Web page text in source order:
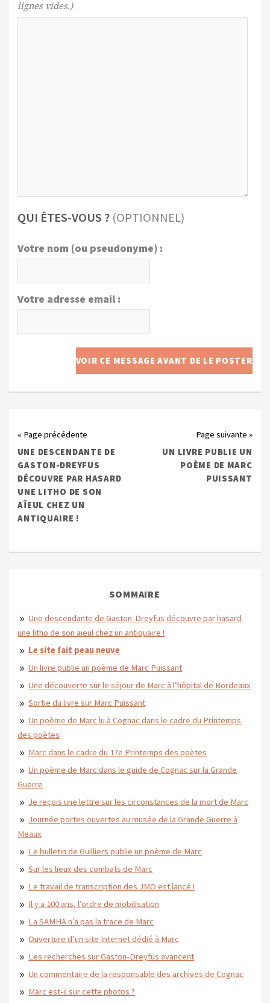
SOMMAIRE
Une descendante de Gaston-Dreyfus découvre par hasard
une litho de son aïeul chez un antiquaire !
Le site fait peau neuve
Un livre publie un poème de Marc Puissant
Une découverte sur le séjour de Marc à l’hôpital de Bordeaux
Sortie du livre sur Marc Puissant
Un poème de Marc lu à Cognac dans le cadre du Printemps
des poètes
Marc dans le cadre du 17e Printemps des poètes
Un poème de Marc dans le guide de Cognac sur la Grande
Guerre
Je reçois une lettre sur les circonstances de la mort de Marc
Journée portes ouvertes au musée de la Grande Guerre à
Meaux
Le bulletin de Guilliers publie un poème de Marc
Sur les lieux des combats de Marc
Le travail de transcription des JMO est lancé !
Il y a 100 ans, l’ordre de mobilisation
La SAMHA n’a pas la trace de Marc
Ouverture d’un site Internet dédié à Marc
Les recherches sur Gaston-Dreyfus avancent
Un commentaire de la responsable des archives de Cognac
Marc est-il sur cette photos ?
lignes vides.)
QUI ÊTES-VOUS ? (OPTIONNEL)
Votre nom (ou pseudonyme) :
Votre adresse email :
« Page précédente
UNE DESCENDANTE DE
GASTON-DREYFUS
DÉCOUVRE PAR HASARD
UNE LITHO DE SON
AÏEUL CHEZ UN
ANTIQUAIRE !
Page suivante »
UN LIVRE PUBLIE UN
POÈME DE MARC
PUISSANT